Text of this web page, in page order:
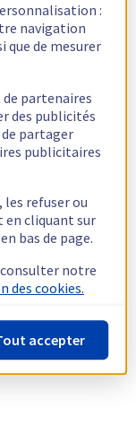
:
navigation
que de mesurer
de partenaires
des publicités
partager
publicitaires
les refuser ou
en cliquant sur
bas de page.
notre
des cookies.
accepter